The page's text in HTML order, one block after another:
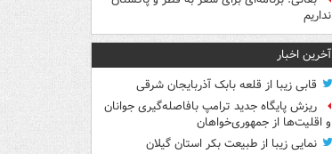
نداریم
آخرین اخبار
قابی زیبا از قلعه بابک آذربایجان شرقی
ریزش پایگاه جدید ترامپ بافاصله‌گیری جوانان
و اقلیت‌ها از جمهوری‌خواهان
نمایی زیبا از طبیعت بکر استان گیلان